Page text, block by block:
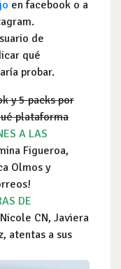
en facebook o a
de
qué
probar.
y 5 packs por
plataforma
A LAS
Figueroa,
Olmos y
DE
CN, Javiera
atentas a sus